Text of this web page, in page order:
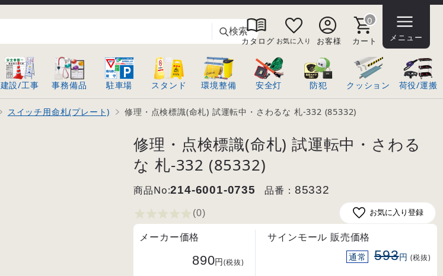
検索
カタログ お気に入り お客様
0
カート メニュー
建設/工事 事務備品 駐車場 スタンド 環境整備 安全灯 防犯 クッション 荷役/運搬
スイッチ用命札(プレート) 修理・点検標識(命札) 試運転中・さわるな 札-332 (85332)
修理・点検標識(命札) 試運転中・さわる
な 札-332 (85332)
商品No:214-6001-0735 品番： 85332
(0) お気に入り登録
メーカー価格
890円(税抜)
サインモール 販売価格
通常 593円(税抜)